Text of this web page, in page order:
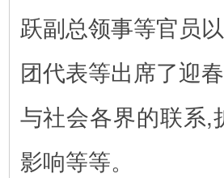
跃副总领事等官员
团代表等出席了迎
与社会各界的联系,
影响等等。